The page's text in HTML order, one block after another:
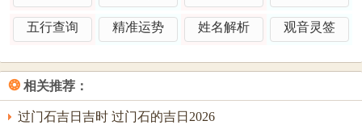
具体吉日详析与择时要领
丙午年腊月初八（阳历2027年1月5日）。干支癸卯，卯木生
午火，火势略缓，黄道吉日主吉庆，宜安床、祭祀、祈福，
忌嫁娶、远行；冲煞在酉，则生肖属鸡之人避之则安，吉时
为子时（23：00-1：00）与亥时（21：00-23：00），子水润
五行查询 精准运势 姓名解析 观音灵签
❂ 相关推荐：
过门石吉日吉时 过门石的吉日2026